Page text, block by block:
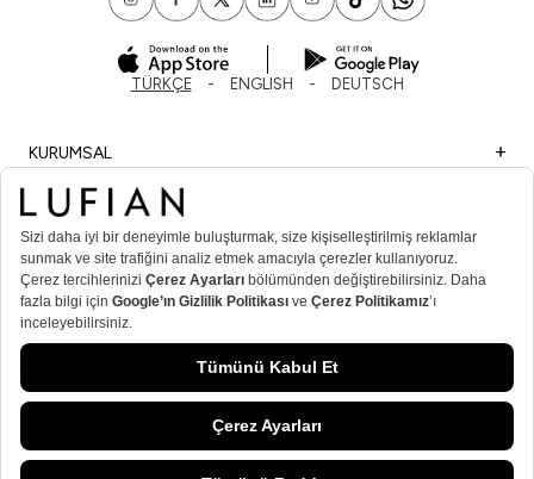
TÜRKÇE ENGLISH DEUTSCH
KURUMSAL
ALIŞVERİŞ
ÖNEMLİ BİLGİLER
ÜYE
ERKEK POPÜLER KATEGORİLER
KADIN POPÜLER KATEGORİLER
© Lufian.com 2026 Tüm Hakları Saklıdır